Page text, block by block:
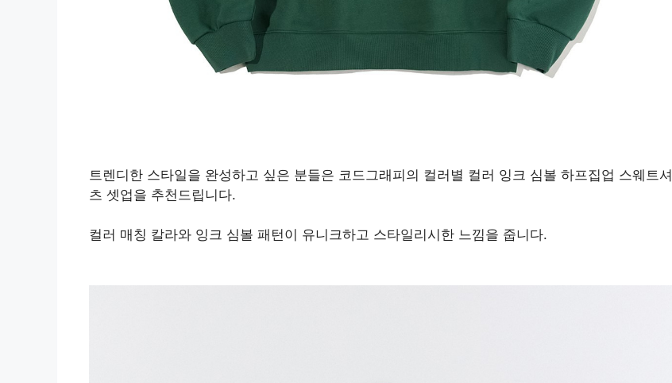
트렌디한 스타일을 완성하고 싶은 분들은 코드그래피의 컬러별 컬러 잉크 심볼 하프집업 스웨트셔
츠 셋업을 추천드립니다.
컬러 매칭 칼라와 잉크 심볼 패턴이 유니크하고 스타일리시한 느낌을 줍니다.